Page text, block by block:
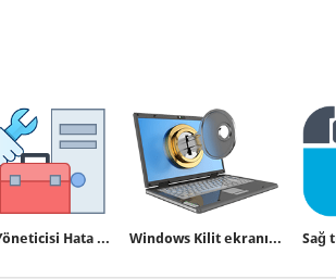
Aygıt Yöneticisi Hata Kodları ve Çözümleri Windows Kilit ekranını devre dışı bırakalım